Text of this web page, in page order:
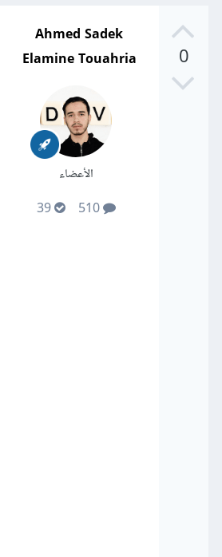
0
Ahmed Sadek
Elamine Touahria
الأعضاء
510
39